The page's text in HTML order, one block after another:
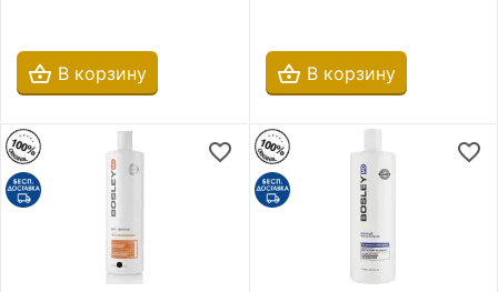
В корзину В корзину